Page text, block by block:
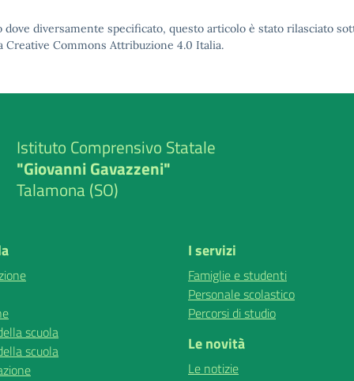
dove diversamente specificato, questo articolo è stato rilasciato
Creative Commons Attribuzione 4.0 Italia.
Istituto Comprensivo Statale
"Giovanni Gavazzeni"
Talamona (SO)
scuola
scuola
I servizi
Famiglie e studenti
Personale scolastico
Percorsi di studio
Le novità
Le notizie